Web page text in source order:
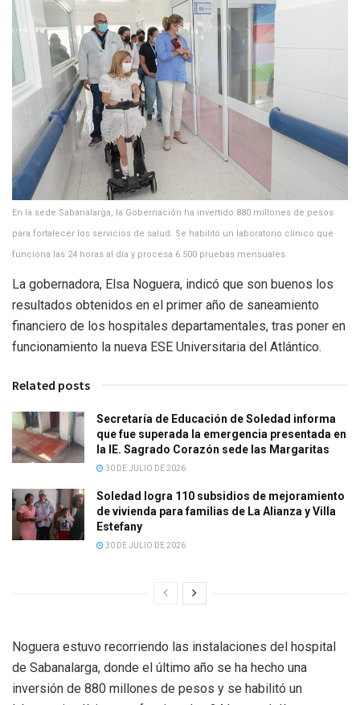
En la sede Sabanalarga, la Gobernación ha invertido 880 millones de pesos
para fortalecer los servicios de salud. Se habilitó un laboratorio clínico que
funciona las 24 horas al día y procesa 6.500 pruebas mensuales.
La gobernadora, Elsa Noguera, indicó que son buenos los
resultados obtenidos en el primer año de saneamiento
financiero de los hospitales departamentales, tras poner en
funcionamiento la nueva ESE Universitaria del Atlántico.
Related posts
Secretaría de Educación de Soledad informa
que fue superada la emergencia presentada en
la IE. Sagrado Corazón sede las Margaritas
30 DE JULIO DE 2026
Soledad logra 110 subsidios de mejoramiento
de vivienda para familias de La Alianza y Villa
Estefany
30 DE JULIO DE 2026
Noguera estuvo recorriendo las instalaciones del hospital
de Sabanalarga, donde el último año se ha hecho una
inversión de 880 millones de pesos y se habilitó un